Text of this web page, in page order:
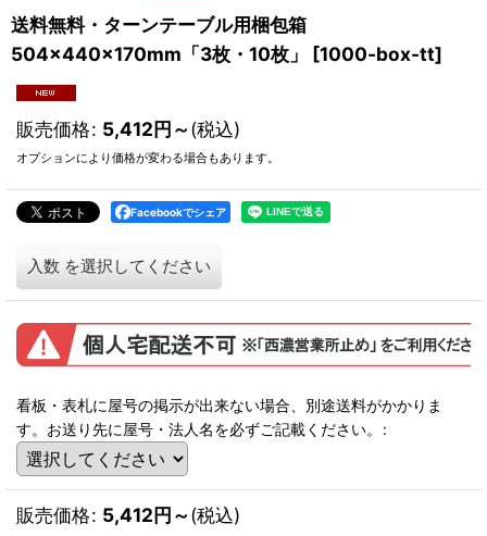
送料無料・ターンテーブル用梱包箱
504×440×170mm「3枚・10枚」
[1000-box-tt]
販売価格: 5,412円～(税込)
オプションにより価格が変わる場合もあります。
Facebookでシェア
入数 を選択してください
看板・表札に屋号の掲示が出来ない場合、別途送料がかかりま
す。お送り先に屋号・法人名を必ずご記載ください。
:
販売価格: 5,412円～(税込)